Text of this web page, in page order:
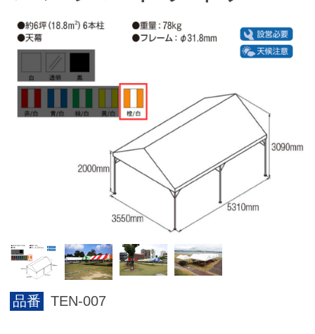
品番 TEN-007